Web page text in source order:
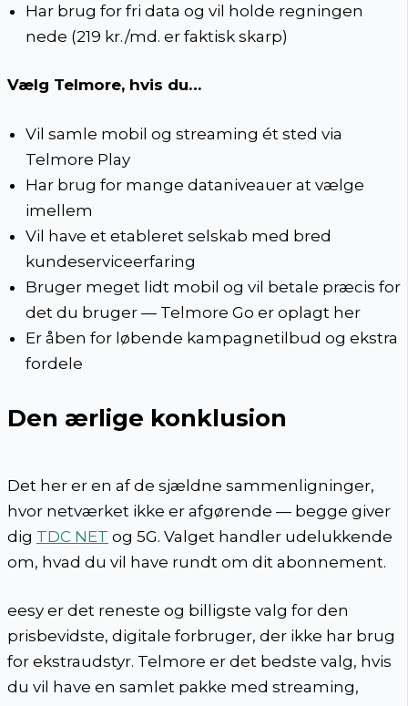
Har brug for fri data og vil holde regningen
nede (219 kr./md. er faktisk skarp)
Vælg Telmore, hvis du…
Vil samle mobil og streaming ét sted via
Telmore Play
Har brug for mange dataniveauer at vælge
imellem
Vil have et etableret selskab med bred
kundeserviceerfaring
Bruger meget lidt mobil og vil betale præcis for
det du bruger — Telmore Go er oplagt her
Er åben for løbende kampagnetilbud og ekstra
fordele
Den ærlige konklusion
Det her er en af de sjældne sammenligninger,
hvor netværket ikke er afgørende — begge giver
dig TDC NET og 5G. Valget handler udelukkende
om, hvad du vil have rundt om dit abonnement.
eesy er det reneste og billigste valg for den
prisbevidste, digitale forbruger, der ikke har brug
for ekstraudstyr. Telmore er det bedste valg, hvis
du vil have en samlet pakke med streaming,